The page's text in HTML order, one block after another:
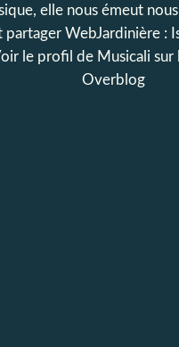
elle nous émeut
partager WebJardinière :
le profil de Musicali sur
Overblog